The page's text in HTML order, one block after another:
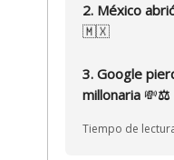
2. México
🇲🇽
3. Google
millonaria 💸⚖️
Tiempo de